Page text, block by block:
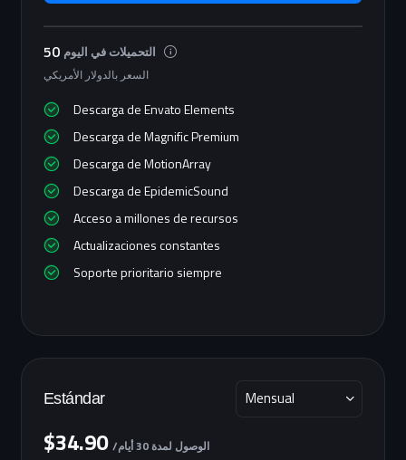
50 التحميلات في اليوم
السعر بالدولار الأمريكي
Descarga de Envato Elements
Descarga de Magnific Premium
Descarga de MotionArray
Descarga de EpidemicSound
Acceso a millones de recursos
Actualizaciones constantes
Soporte prioritario siempre
Estándar Mensual
$34.90
/الوصول لمدة 30 أيام